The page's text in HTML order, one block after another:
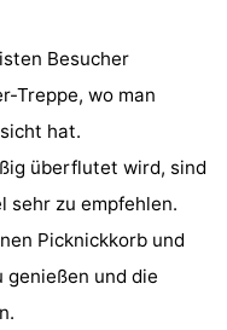
Besucher
Treppe, wo man
hat.
überflutet wird, sind
sehr zu empfehlen.
Picknickkorb und
genießen und die